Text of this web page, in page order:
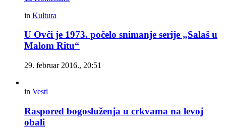
in Kultura
U Ovči je 1973. počelo snimanje serije „Salaš u
Malom Ritu“
29. februar 2016., 20:51
in Vesti
Raspored bogosluženja u crkvama na levoj
obali